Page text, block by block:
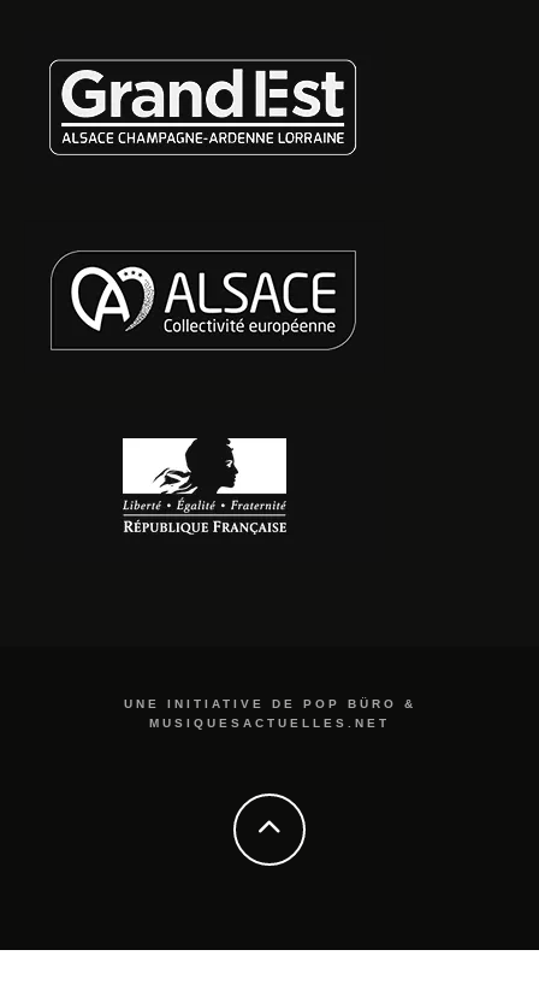
UNE INITIATIVE DE POP BÜRO &
MUSIQUESACTUELLES.NET